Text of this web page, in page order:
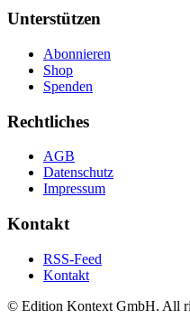
Unterstützen
Abonnieren
Shop
Spenden
Rechtliches
AGB
Datenschutz
Impressum
Kontakt
RSS-Feed
Kontakt
© Edition Kontext GmbH. All